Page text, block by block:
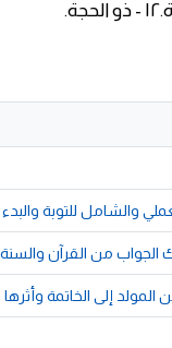
والشامل للتوبة
الجواب من القرآن والسنة
إلى الخاتمة وأثرها